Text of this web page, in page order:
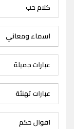
كلام حب
اسماء ومعاني
عبارات جميلة
عبارات تهنئة
اقوال حكم